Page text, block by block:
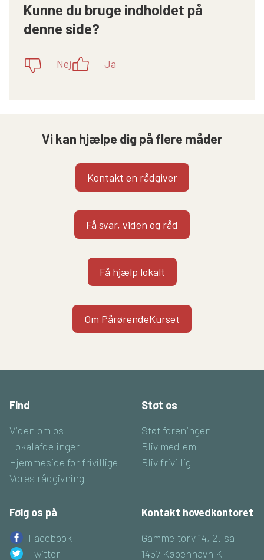
Kunne du bruge indholdet på
denne side?
Nej Ja
Vi kan hjælpe dig på flere måder
Kontakt en rådgiver
Få svar, viden og råd
Få hjælp lokalt
Om PårørendeKurset
Find
Viden om os
Lokalafdelinger
Hjemmeside for frivillige
Vores rådgivning
Støt os
Støt foreningen
Bliv medlem
Bliv frivillig
Følg os på
Facebook
Twitter
Kontakt hovedkontoret
Gammeltorv 14, 2. sal
1457 København K